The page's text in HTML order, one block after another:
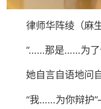
律师华阵绫（麻
“……那是……为了
她自言自语地问
“我……为你辩护